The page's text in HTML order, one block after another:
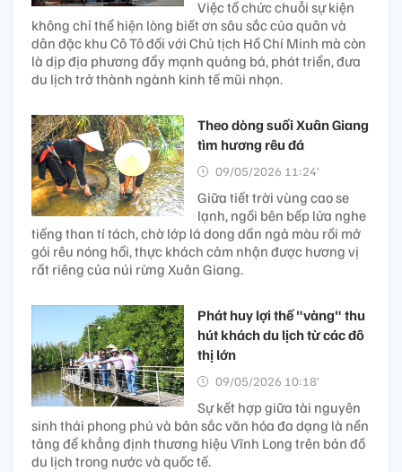
Việc tổ chức chuỗi sự kiện
không chỉ thể hiện lòng biết ơn sâu sắc của quân và
dân đặc khu Cô Tô đối với Chủ tịch Hồ Chí Minh mà còn
là dịp địa phương đẩy mạnh quảng bá, phát triển, đưa
du lịch trở thành ngành kinh tế mũi nhọn.
Theo dòng suối Xuân Giang
tìm hương rêu đá
09/05/2026 11:24’
Giữa tiết trời vùng cao se
lạnh, ngồi bên bếp lửa nghe
tiếng than tí tách, chờ lớp lá dong dần ngả màu rồi mở
gói rêu nóng hổi, thực khách cảm nhận được hương vị
rất riêng của núi rừng Xuân Giang.
Phát huy lợi thế "vàng" thu
hút khách du lịch từ các đô
thị lớn
09/05/2026 10:18’
Sự kết hợp giữa tài nguyên
sinh thái phong phú và bản sắc văn hóa đa dạng là nền
tảng để khẳng định thương hiệu Vĩnh Long trên bản đồ
du lịch trong nước và quốc tế.